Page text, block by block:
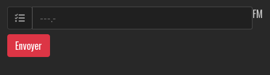
FM
Envoyer